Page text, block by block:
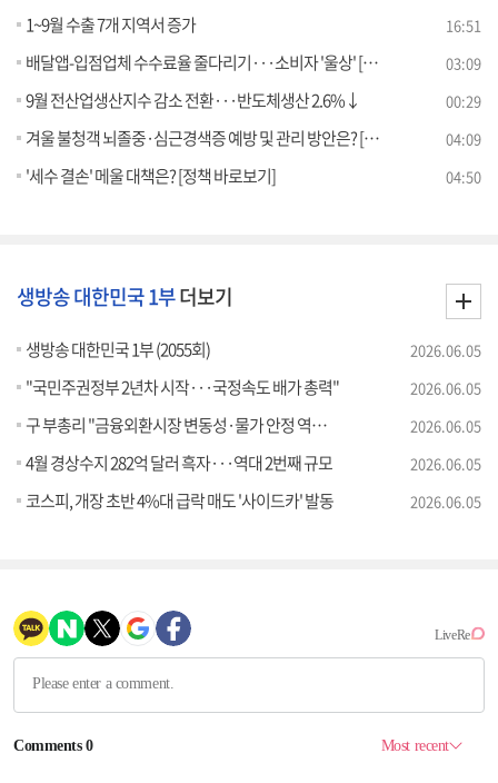
1~9월 수출 7개 지역서 증가 16:51
배달앱-입점업체 수수료율 줄다리기···소비자 '울상' [현장고발] 03:09
9월 전산업생산지수 감소 전환···반도체생산 2.6%↓ 00:29
겨울 불청객 뇌졸중·심근경색증 예방 및 관리 방안은? [정책 바로보기] 04:09
'세수 결손' 메울 대책은? [정책 바로보기] 04:50
생방송 대한민국 1부더보기
생방송 대한민국 1부 (2055회) 2026.06.05
"국민주권정부 2년차 시작···국정속도 배가 총력" 2026.06.05
구 부총리 "금융외환시장 변동성·물가 안정 역량 집중" 2026.06.05
4월 경상수지 282억 달러 흑자···역대 2번째 규모 2026.06.05
코스피, 개장 초반 4%대 급락 매도 '사이드카' 발동 2026.06.05